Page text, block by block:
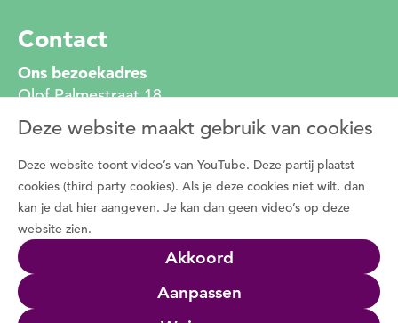
Deze website maakt gebruik van cookies
Deze website toont video’s van YouTube. Deze partij plaatst
cookies (third party cookies). Als je deze cookies niet wilt, dan
kan je dat hier aangeven. Je kan dan geen video’s op deze
website zien.
Akkoord
Aanpassen
Contact
Ons bezoekadres
Olof Palmestraat 18
2616 LR Delft
010 272 2222
info@degroenemotorzh.nl
Wat is De Groene Motor
Duizenden vrijwilligers zetten zich dagelijks in
voor de natuur, het groen in de buurt en de
natuurbeleving met bewoners. Programma De
Groene Motor faciliteert deze vrijwilligers.